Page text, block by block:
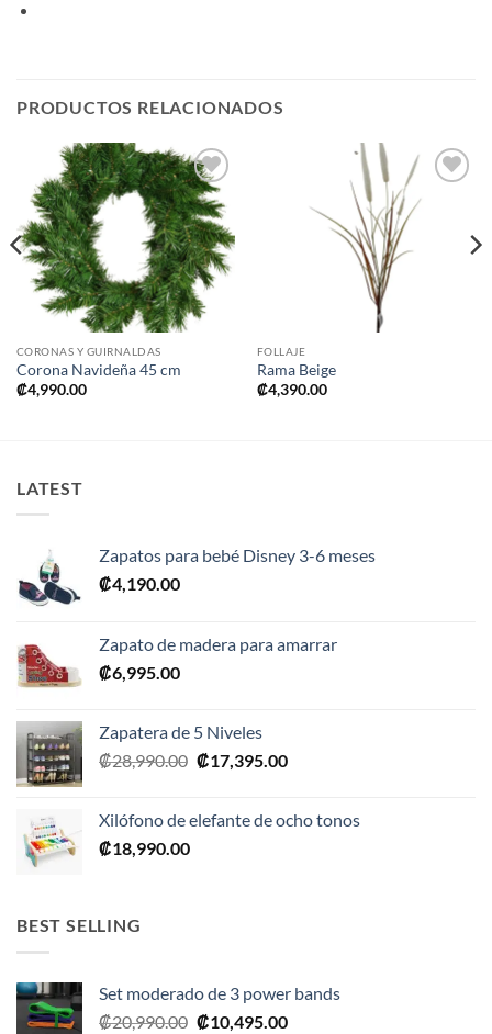
PRODUCTOS RELACIONADOS
Añadir
a la
lista de
deseos
CORONAS Y GUIRNALDAS
Corona Navideña 45 cm
₡4,990.00
FOLLAJE
Rama Beige
₡4,390.00
LATEST
Zapatos para bebé Disney 3-6 meses
₡4,190.00
Zapato de madera para amarrar
₡6,995.00
Zapatera de 5 Niveles
₡28,990.00 El
era:
₡17,395.00El
es:
Xilófono de elefante de ocho tonos
₡18,990.00
BEST SELLING
Set moderado de 3 power bands
₡20,990.00 El
₡10,495.00El